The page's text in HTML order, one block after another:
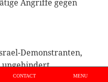
Angriffe gegen
Demonstranten,
ungehindert
Gruppe von Kippa
CONTACT MENU